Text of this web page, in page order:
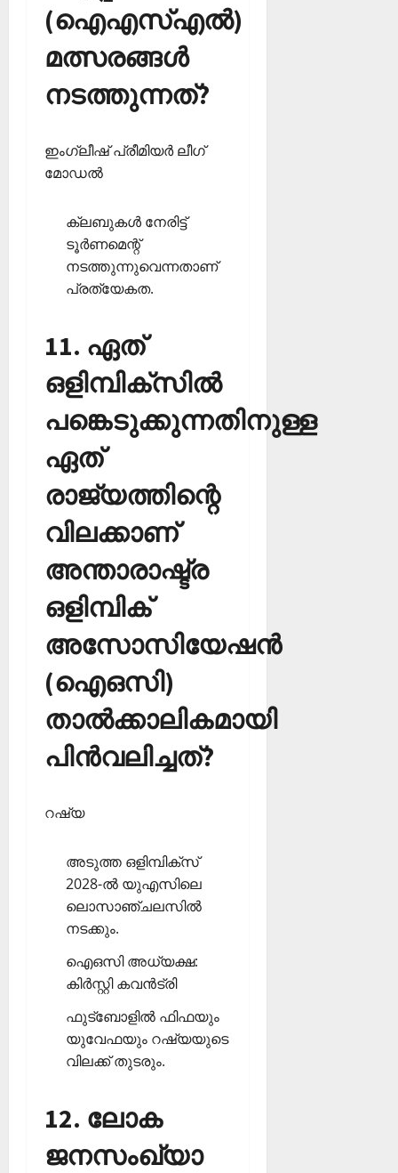
(ഐഎസ്എല്‍)
മത്സരങ്ങള്‍
നടത്തുന്നത്?
ഇംഗ്ലീഷ് പ്രീമിയര്‍ ലീഗ്
മോഡല്‍
ക്ലബുകള്‍ നേരിട്ട്
ടൂര്‍ണമെന്റ്
നടത്തുന്നുവെന്നതാണ്
പ്രത്യേകത.
11. ഏത്
ഒളിമ്പിക്‌സില്‍
പങ്കെടുക്കുന്നതിനുള്ള
ഏത്
രാജ്യത്തിന്റെ
വിലക്കാണ്
അന്താരാഷ്ട്ര
ഒളിമ്പിക്
അസോസിയേഷന്‍
(ഐഒസി)
താല്‍ക്കാലികമായി
പിന്‍വലിച്ചത്?
റഷ്യ
അടുത്ത ഒളിമ്പിക്‌സ്
2028-ല്‍ യുഎസിലെ
ലൊസാഞ്ചലസില്‍
നടക്കും.
ഐഒസി അധ്യക്ഷ:
കിര്‍സ്റ്റി കവന്‍ട്രി
ഫുട്‌ബോളില്‍ ഫിഫയും
യുവേഫയും റഷ്യയുടെ
വിലക്ക് തുടരും.
12. ലോക
ജനസംഖ്യാ